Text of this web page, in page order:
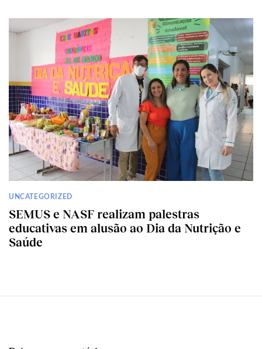
UNCATEGORIZED
SEMUS e NASF realizam palestras
educativas em alusão ao Dia da Nutrição e
Saúde